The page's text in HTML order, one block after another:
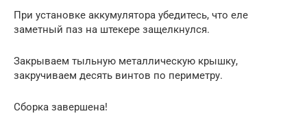
При установке аккумулятора убедитесь, что еле
заметный паз на штекере защелкнулся.
Закрываем тыльную металлическую крышку,
закручиваем десять винтов по периметру.
Сборка завершена!